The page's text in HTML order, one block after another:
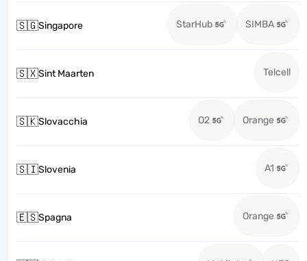
🇸🇬Singapore StarHub SIMBA
🇸🇽Sint Maarten Telcell
🇸🇰Slovacchia O2 Orange
🇸🇮Slovenia A1
🇪🇸Spagna Orange